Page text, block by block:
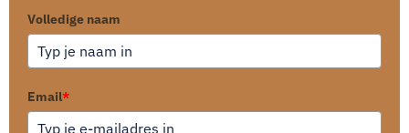
Volledige naam
Email*